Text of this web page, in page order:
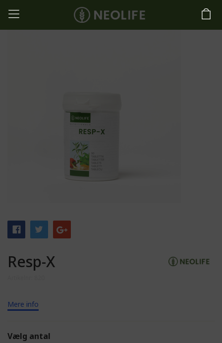
Resp-X
Mere info
Vælg antal